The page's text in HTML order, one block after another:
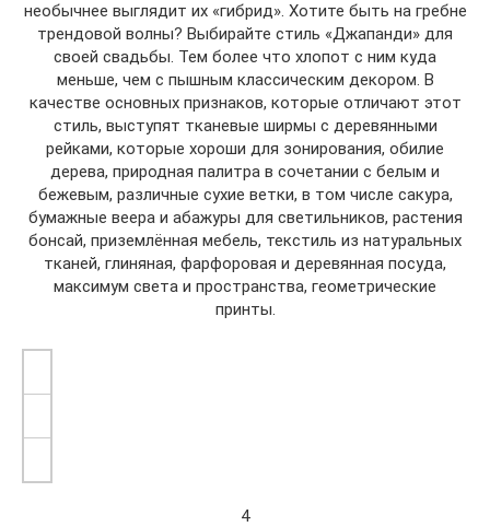
необычнее выглядит их «гибрид». Хотите быть на гребне
трендовой волны? Выбирайте стиль «Джапанди» для
своей свадьбы. Тем более что хлопот с ним куда
меньше, чем с пышным классическим декором. В
качестве основных признаков, которые отличают этот
стиль, выступят тканевые ширмы с деревянными
рейками, которые хороши для зонирования, обилие
дерева, природная палитра в сочетании с белым и
бежевым, различные сухие ветки, в том числе сакура,
бумажные веера и абажуры для светильников, растения
бонсай, приземлённая мебель, текстиль из натуральных
тканей, глиняная, фарфоровая и деревянная посуда,
максимум света и пространства, геометрические
принты.
4